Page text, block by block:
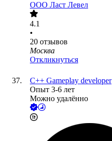
ООО Ласт Левел
4.1
•
20 отзывов
Москва
Откликнуться
С++ Gameplay developer
Опыт 3-6 лет
Можно удалённо